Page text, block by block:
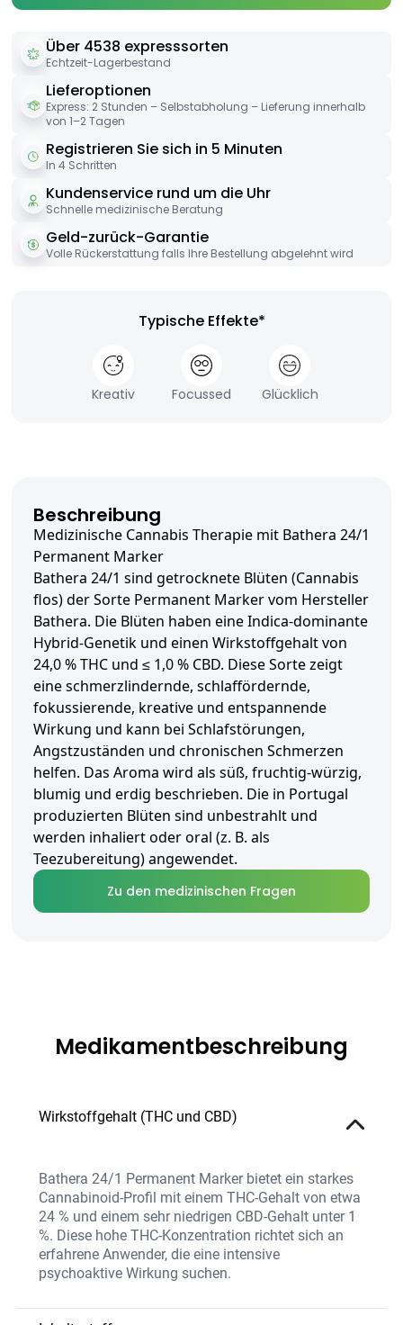
Über 4538 expresssorten
Echtzeit-Lagerbestand
Lieferoptionen
Express: 2 Stunden – Selbstabholung – Lieferung innerhalb
von 1–2 Tagen
Registrieren Sie sich in 5 Minuten
In 4 Schritten
Kundenservice rund um die Uhr
Schnelle medizinische Beratung
Geld-zurück-Garantie
Volle Rückerstattung falls Ihre Bestellung abgelehnt wird
Typische Effekte*
Kreativ Focussed Glücklich
Beschreibung
Medizinische Cannabis Therapie mit Bathera 24/1
Permanent Marker
Bathera 24/1 sind getrocknete Blüten (Cannabis
flos) der Sorte Permanent Marker vom Hersteller
Bathera. Die Blüten haben eine Indica-dominante
Hybrid-Genetik und einen Wirkstoffgehalt von
24,0 % THC und ≤ 1,0 % CBD. Diese Sorte zeigt
eine schmerzlindernde, schlaffördernde,
fokussierende, kreative und entspannende
Wirkung und kann bei Schlafstörungen,
Angstzuständen und chronischen Schmerzen
helfen. Das Aroma wird als süß, fruchtig-würzig,
blumig und erdig beschrieben. Die in Portugal
produzierten Blüten sind unbestrahlt und
werden inhaliert oder oral (z. B. als
Teezubereitung) angewendet.
Zu den medizinischen Fragen
Medikamentbeschreibung
Wirkstoffgehalt (THC und CBD)
Bathera 24/1 Permanent Marker bietet ein starkes
Cannabinoid-Profil mit einem THC-Gehalt von etwa
24 % und einem sehr niedrigen CBD-Gehalt unter 1
%. Diese hohe THC-Konzentration richtet sich an
erfahrene Anwender, die eine intensive
psychoaktive Wirkung suchen.